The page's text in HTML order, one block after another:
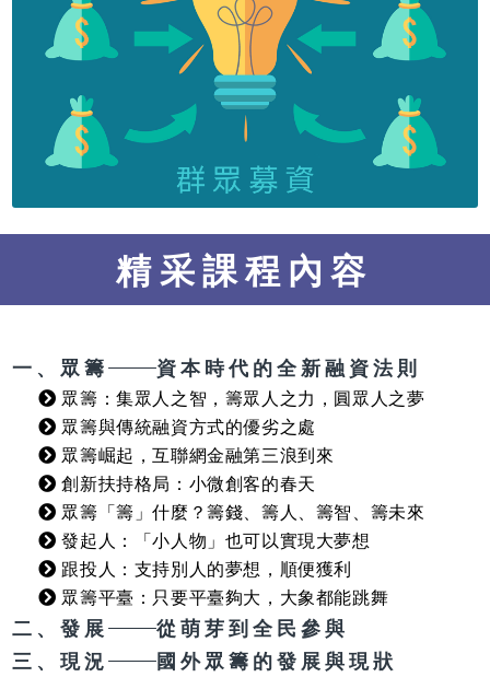
精采課程內容
一、眾籌 資本時代的全新融資法則
眾籌：集眾人之智，籌眾人之力，圓眾人之夢
眾籌與傳統融資方式的優劣之處
眾籌崛起，互聯網金融第三浪到來
創新扶持格局：小微創客的春天
眾籌「籌」什麼？籌錢、籌人、籌智、籌未來
發起人：「小人物」也可以實現大夢想
跟投人：支持別人的夢想，順便獲利
眾籌平臺：只要平臺夠大，大象都能跳舞
二、發展
從萌芽到全民參與
三、現況
國外眾籌的發展與現狀